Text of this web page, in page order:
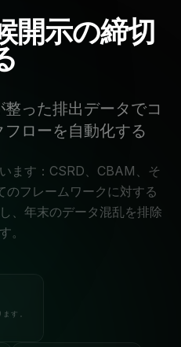
開示の締切
った排出データでコ
ローを自動化する
ます：CSRD、CBAM、そ
フレームワークに対する
、年末のデータ混乱を排除
。
す。